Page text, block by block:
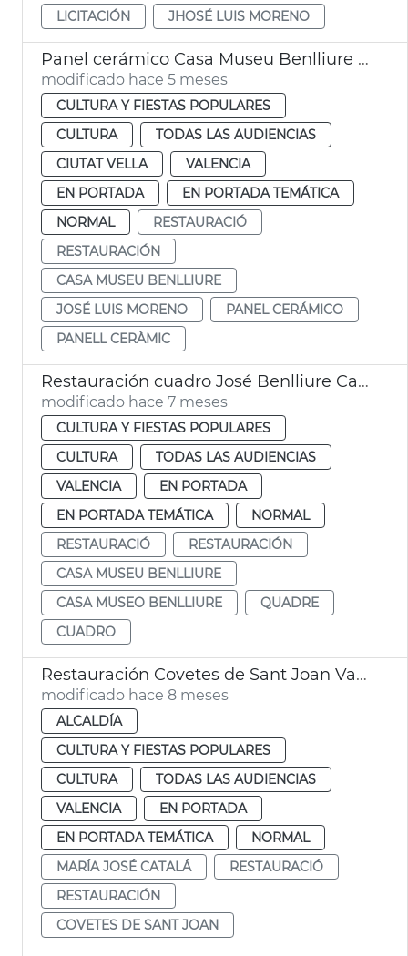
LICITACIÓN JHOSÉ LUIS MORENO
Panel cerámico Casa Museu Benlliure València
modificado hace 5 meses
CULTURA Y FIESTAS POPULARES
CULTURA
TODAS LAS AUDIENCIAS
CIUTAT VELLA
VALENCIA
EN PORTADA
EN PORTADA TEMÁTICA
NORMAL
RESTAURACIÓ
RESTAURACIÓN
CASA MUSEU BENLLIURE
JOSÉ LUIS MORENO
PANEL CERÁMICO
PANELL CERÀMIC
Restauración cuadro José Benlliure Casa Museo Benlliure València
modificado hace 7 meses
CULTURA Y FIESTAS POPULARES
CULTURA
TODAS LAS AUDIENCIAS
VALENCIA
EN PORTADA
EN PORTADA TEMÁTICA
NORMAL
RESTAURACIÓ
RESTAURACIÓN
CASA MUSEU BENLLIURE
CASA MUSEO BENLLIURE
QUADRE
CUADRO
Restauración Covetes de Sant Joan València
modificado hace 8 meses
ALCALDÍA
CULTURA Y FIESTAS POPULARES
CULTURA
TODAS LAS AUDIENCIAS
VALENCIA
EN PORTADA
EN PORTADA TEMÁTICA
NORMAL
MARÍA JOSÉ CATALÁ
RESTAURACIÓ
RESTAURACIÓN
COVETES DE SANT JOAN